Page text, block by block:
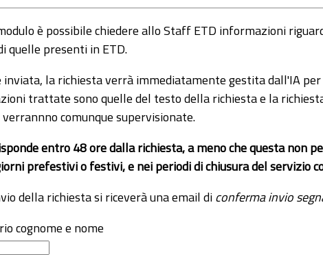
è possibile chiedere allo Staff ETD informazioni
quelle presenti in ETD.
inviata, la richiesta verrà immediatamente gestita dall'IA
trattate sono quelle del testo della richiesta e la
comunque supervisionate.
entro 48 ore dalla richiesta, a meno che questa non
prefestivi o festivi, e nei periodi di chiusura del servizio
della richiesta si riceverà una email diconferma invio
cognome e nome